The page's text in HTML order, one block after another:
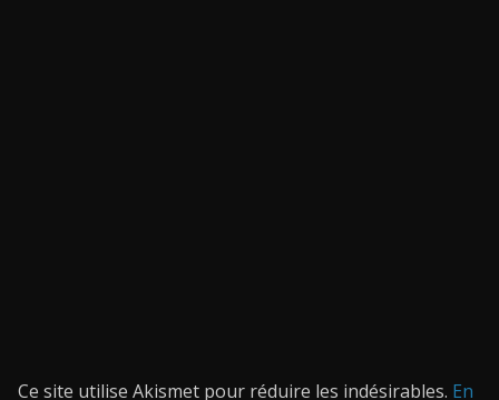
Ce site utilise Akismet pour réduire les indésirables. En